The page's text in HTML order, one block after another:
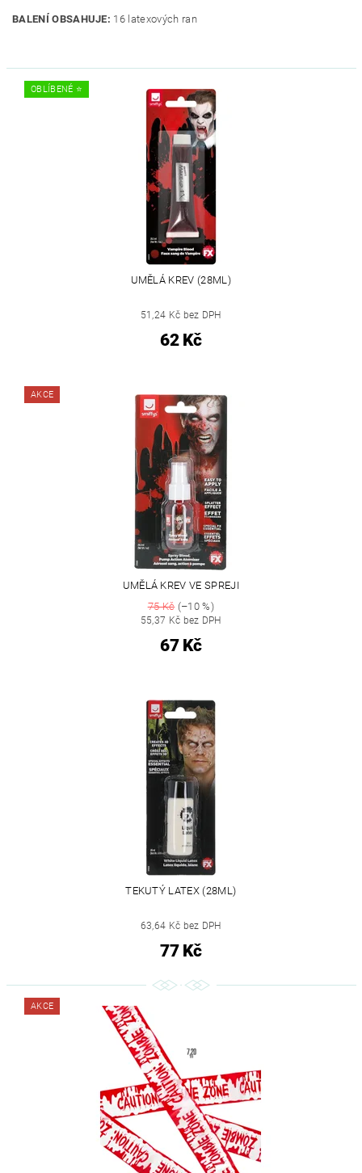
BALENÍ OBSAHUJE: 16 latexových ran
OBLÍBENÉ ⭐️
UMĚLÁ KREV (28ML)
51,24 Kč bez DPH
62 Kč
AKCE
UMĚLÁ KREV VE SPREJI
75 Kč(–10 %)
55,37 Kč bez DPH
67 Kč
TEKUTÝ LATEX (28ML)
63,64 Kč bez DPH
77 Kč
AKCE